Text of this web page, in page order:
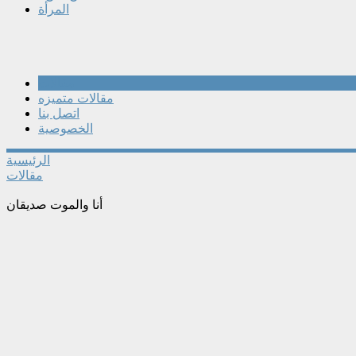
المرأة
مقالات متميزه
اتصل بنا
الخصوصية
الرئيسية
مقالات
أنا والموت صديقان